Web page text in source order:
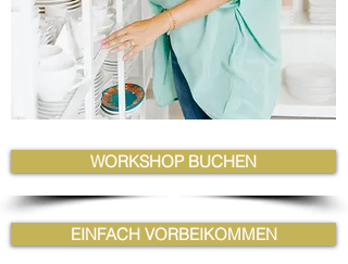
WORKSHOP BUCHEN
EINFACH VORBEIKOMMEN